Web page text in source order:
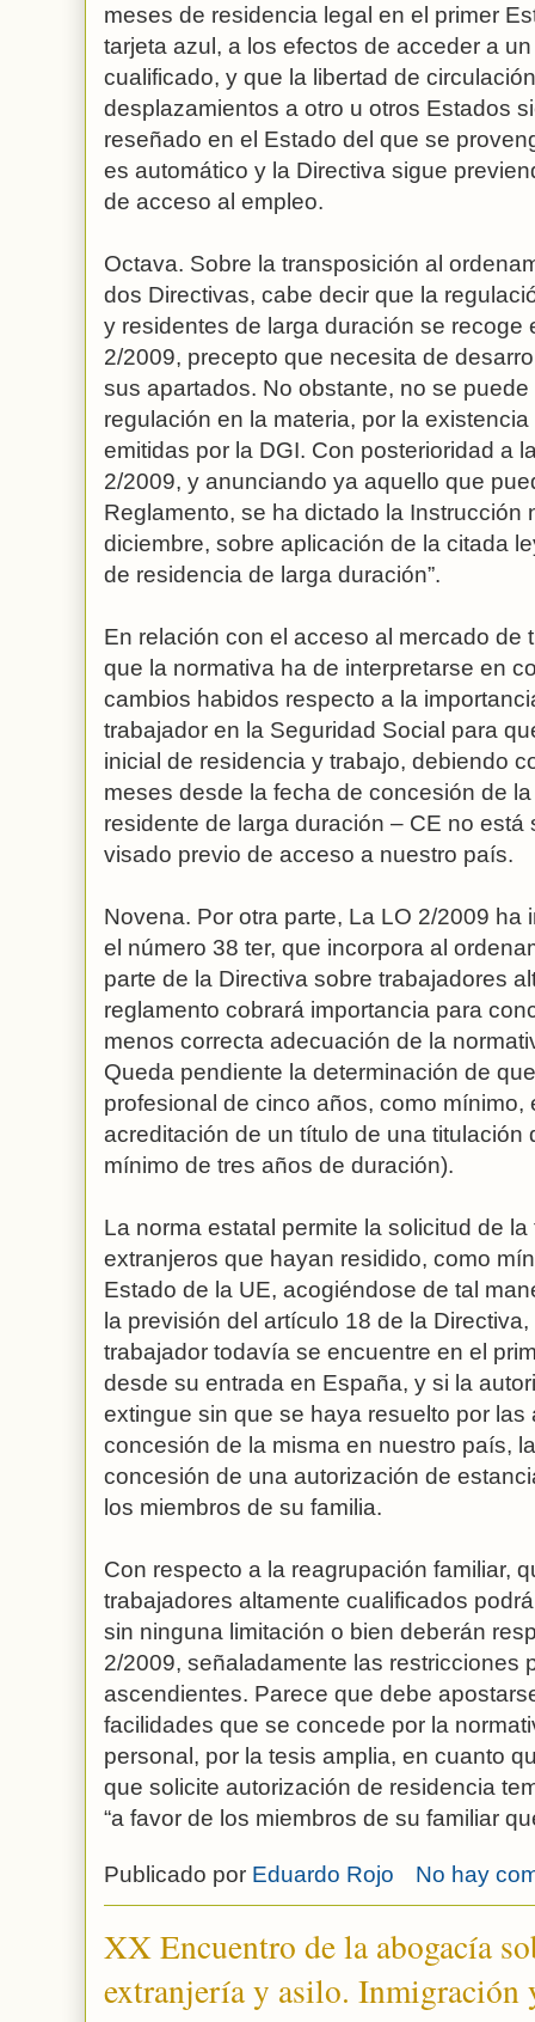
meses de residencia legal en el primer
tarjeta azul, a los efectos de acceder a
cualificado, y que la libertad de
desplazamientos a otro u otros Estados
reseñado en el Estado del que se
es automático y la Directiva sigue
de acceso al empleo.
Octava. Sobre la transposición al
dos Directivas, cabe decir que la
y residentes de larga duración se recoge
2/2009, precepto que necesita de
sus apartados. No obstante, no se
regulación en la materia, por la
emitidas por la DGI. Con posterioridad a
2/2009, y anunciando ya aquello que
Reglamento, se ha dictado la Instrucción
diciembre, sobre aplicación de la citada
de residencia de larga duración”.
En relación con el acceso al mercado de
que la normativa ha de interpretarse en
cambios habidos respecto a la
trabajador en la Seguridad Social para
inicial de residencia y trabajo, debiendo
meses desde la fecha de concesión de
residente de larga duración – CE no
visado previo de acceso a nuestro país.
Novena. Por otra parte, La LO 2/2009
el número 38 ter, que incorpora al
parte de la Directiva sobre trabajadores
reglamento cobrará importancia para
menos correcta adecuación de la
Queda pendiente la determinación de
profesional de cinco años, como
acreditación de un título de una
mínimo de tres años de duración).
La norma estatal permite la solicitud de
extranjeros que hayan residido, como
Estado de la UE, acogiéndose de tal
la previsión del artículo 18 de la
trabajador todavía se encuentre en el
desde su entrada en España, y si la
extingue sin que se haya resuelto por
concesión de la misma en nuestro país,
concesión de una autorización de
los miembros de su familia.
Con respecto a la reagrupación familiar,
trabajadores altamente cualificados
sin ninguna limitación o bien deberán
2/2009, señaladamente las restricciones
ascendientes. Parece que debe
facilidades que se concede por la
personal, por la tesis amplia, en cuanto
que solicite autorización de residencia
“a favor de los miembros de su familiar
Publicado por Eduardo Rojo No hay
XX Encuentro de la abogacía
extranjería y asilo.